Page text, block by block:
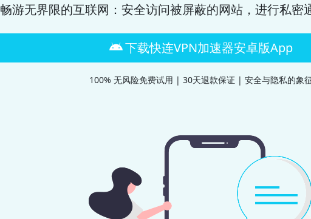
畅游无界限的互联网：安全访问被屏蔽的网站，进行私密
下载快连VPN加速器安卓版App
100% 无风险免费试用 | 30天退款保证 | 安全与隐私的象